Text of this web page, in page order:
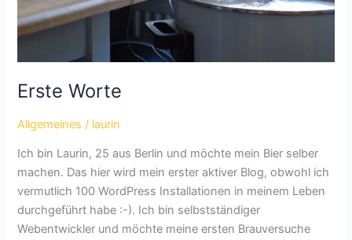
Erste Worte
Allgemeines / laurin
Ich bin Laurin, 25 aus Berlin und möchte mein Bier selber
machen. Das hier wird mein erster aktiver Blog, obwohl ich
vermutlich 100 WordPress Installationen in meinem Leben
durchgeführt habe :-). Ich bin selbstständiger
Webentwickler und möchte meine ersten Brauversuche